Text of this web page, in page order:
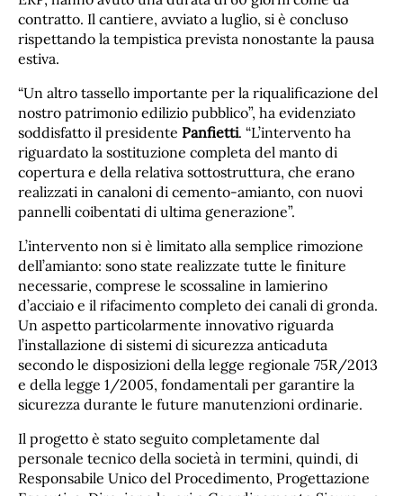
contratto. Il cantiere, avviato a luglio, si è concluso
rispettando la tempistica prevista nonostante la pausa
estiva.
“Un altro tassello importante per la riqualificazione del
nostro patrimonio edilizio pubblico”, ha evidenziato
soddisfatto il presidente Panfietti. “L’intervento ha
riguardato la sostituzione completa del manto di
copertura e della relativa sottostruttura, che erano
realizzati in canaloni di cemento-amianto, con nuovi
pannelli coibentati di ultima generazione”.
L’intervento non si è limitato alla semplice rimozione
dell’amianto: sono state realizzate tutte le finiture
necessarie, comprese le scossaline in lamierino
d’acciaio e il rifacimento completo dei canali di gronda.
Un aspetto particolarmente innovativo riguarda
l’installazione di sistemi di sicurezza anticaduta
secondo le disposizioni della legge regionale 75R/2013
e della legge 1/2005, fondamentali per garantire la
sicurezza durante le future manutenzioni ordinarie.
Il progetto è stato seguito completamente dal
personale tecnico della società in termini, quindi, di
Responsabile Unico del Procedimento, Progettazione